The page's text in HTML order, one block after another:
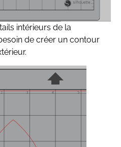
intérieurs de la
de créer un contour